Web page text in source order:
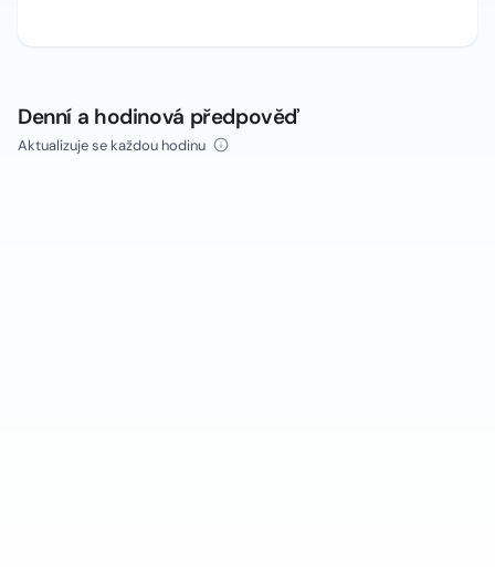
Denní a hodinová předpověď
Aktualizuje se každou hodinu